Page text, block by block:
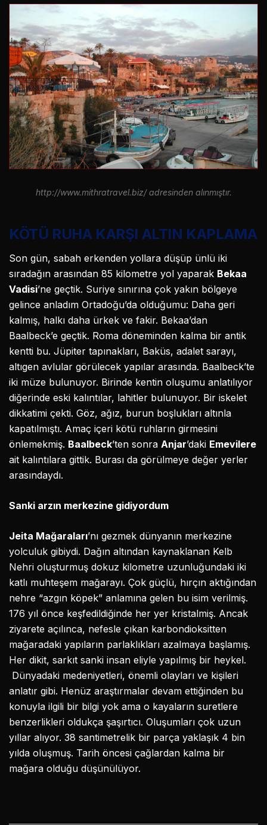
http://www.mithratravel.biz/ adresinden alınmıştır.
KÖTÜ RUHA KARŞI ALTIN KAPLAMA
Son gün, sabah erkenden yollara düşüp ünlü iki
sıradağın arasından 85 kilometre yol yaparak Bekaa
Vadisi’ne geçtik. Suriye sınırına çok yakın bölgeye
gelince anladım Ortadoğu’da olduğumu: Daha geri
kalmış, halkı daha ürkek ve fakir. Bekaa’dan
Baalbeck’e geçtik. Roma döneminden kalma bir antik
kentti bu. Jüpiter tapınakları, Baküs, adalet sarayı,
altıgen avlular görülecek yapılar arasında. Baalbeck’te
iki müze bulunuyor. Birinde kentin oluşumu anlatılıyor
diğerinde eski kalıntılar, lahitler bulunuyor. Bir iskelet
dikkatimi çekti. Göz, ağız, burun boşlukları altınla
kapatılmıştı. Amaç içeri kötü ruhların girmesini
önlemekmiş. Baalbeck’ten sonra Anjar’daki Emevilere
ait kalıntılara gittik. Burası da görülmeye değer yerler
arasındaydı.
Sanki arzın merkezine gidiyordum
Jeita Mağaraları’nı gezmek dünyanın merkezine
yolculuk gibiydi. Dağın altından kaynaklanan Kelb
Nehri oluşturmuş dokuz kilometre uzunluğundaki iki
katlı muhteşem mağarayı. Çok güçlü, hırçın aktığından
nehre “azgın köpek” anlamına gelen bu isim verilmiş.
176 yıl önce keşfedildiğinde her yer kristalmiş. Ancak
ziyarete açılınca, nefesle çıkan karbondioksitten
mağaradaki yapıların parlaklıkları azalmaya başlamış.
Her dikit, sarkıt sanki insan eliyle yapılmış bir heykel.
Dünyadaki medeniyetleri, önemli olayları ve kişileri
anlatır gibi. Henüz araştırmalar devam ettiğinden bu
konuyla ilgili bir bilgi yok ama o kayaların suretlere
benzerlikleri oldukça şaşırtıcı. Oluşumları çok uzun
yıllar alıyor. 38 santimetrelik bir parça yaklaşık 4 bin
yılda oluşmuş. Tarih öncesi çağlardan kalma bir
mağara olduğu düşünülüyor.